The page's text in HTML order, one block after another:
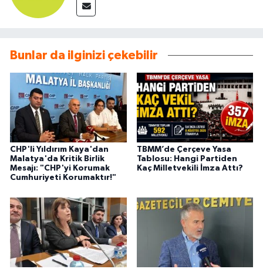
Bunlar da ilginizi çekebilir
CHP'li Yıldırım Kaya'dan
Malatya'da Kritik Birlik
Mesajı: "CHP'yi Korumak
Cumhuriyeti Korumaktır!"
TBMM’de Çerçeve Yasa
Tablosu: Hangi Partiden
Kaç Milletvekili İmza Attı?